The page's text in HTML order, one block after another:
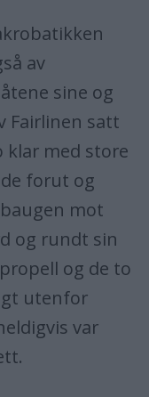
av
sine og
Fairlinen satt
klar med store
forut og
mot
og rundt sin
og de to
utenfor
var